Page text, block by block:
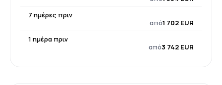
7 ημέρες πριν
από1 702 EUR
1 ημέρα πριν
από3 742 EUR